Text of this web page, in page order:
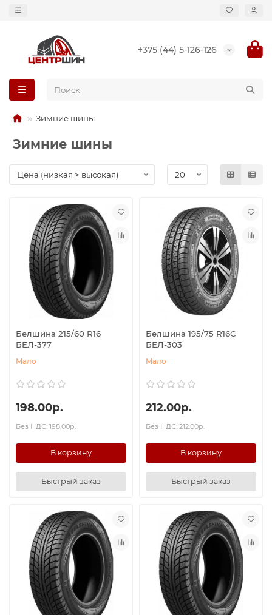
+375 (44) 5-126-126
Зимние шины
Зимние шины
Белшина 215/60 R16
БЕЛ-377
Мало
198.00р.
Без НДС: 198.00р.
В корзину
Быстрый заказ
Белшина 195/75 R16C
БЕЛ-303
Мало
212.00р.
Без НДС: 212.00р.
В корзину
Быстрый заказ